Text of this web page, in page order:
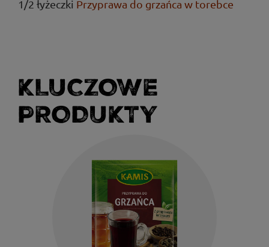
1/2 łyżeczki Przyprawa do grzańca w torebce
KLUCZOWE
PRODUKTY